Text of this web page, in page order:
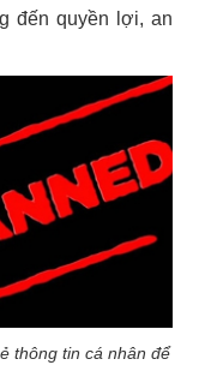
đến quyền lợi, an
thông tin cá nhân để